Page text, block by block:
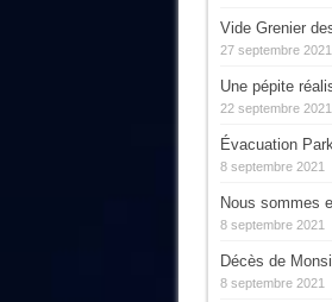
Vide Grenier
27 septembre 2021
Une pépite
22 septembre 2021
Évacuation
8 septembre 2021
Nous sommes
8 septembre 2021
Décès de
8 septembre 2021